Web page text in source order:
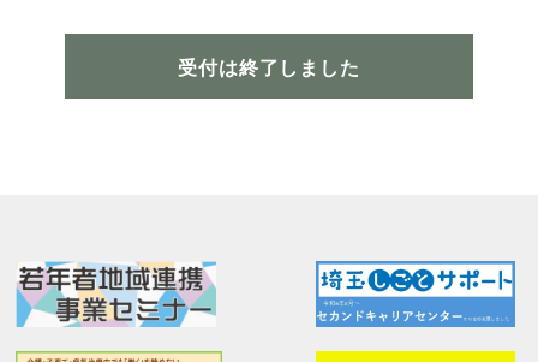
受付は終了しました